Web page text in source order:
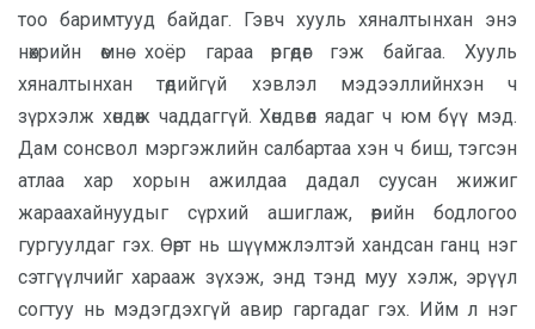
тоо баримтууд байдаг. Гэвч хууль хяналтынхан энэ
нөхрийн өмнө хоёр гараа өргөдөг гэж байгаа. Хууль
хяналтынхан төдийгүй хэвлэл мэдээллийнхэн ч
зүрхэлж хөндөж чаддаггүй. Хөндвөл яадаг ч юм бүү мэд.
Дам сонсвол мэргэжлийн салбартаа хэн ч биш, тэгсэн
атлаа хар хорын ажилдаа дадал суусан жижиг
жараахайнуудыг сүрхий ашиглаж, өөрийн бодлогоо
гургуулдаг гэх. Өөрт нь шүүмжлэлтэй хандсан ганц нэг
сэтгүүлчийг харааж зүхэж, энд тэнд муу хэлж, эрүүл
согтуу нь мэдэгдэхгүй авир гаргадаг гэх. Ийм л нэг